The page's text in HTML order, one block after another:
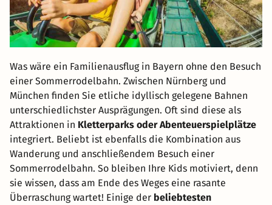
Was wäre ein Familienausflug in Bayern ohne den Besuch
einer Sommerrodelbahn. Zwischen Nürnberg und
München finden Sie etliche idyllisch gelegene Bahnen
unterschiedlichster Ausprägungen. Oft sind diese als
Attraktionen in Kletterparks oder Abenteuerspielplätze
integriert. Beliebt ist ebenfalls die Kombination aus
Wanderung und anschließendem Besuch einer
Sommerrodelbahn. So bleiben Ihre Kids motiviert, denn
sie wissen, dass am Ende des Weges eine rasante
Überraschung wartet! Einige der beliebtesten